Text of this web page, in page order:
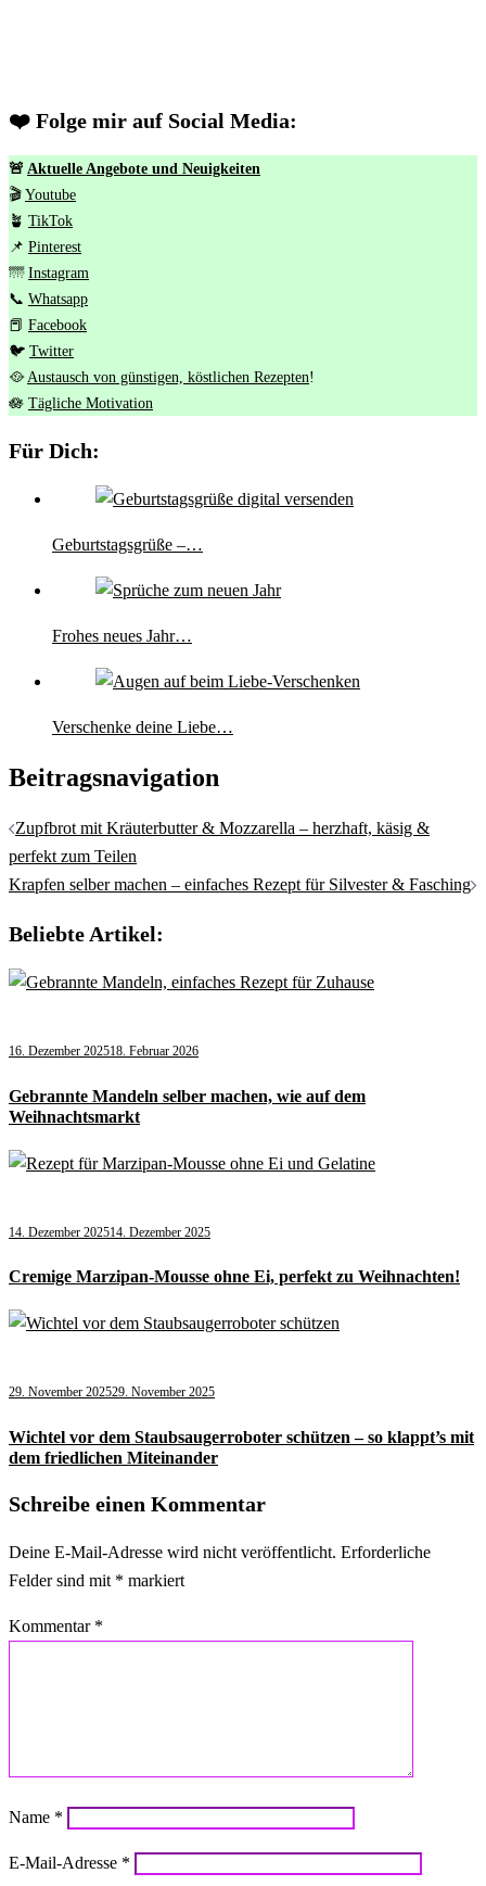
❤️ Folge mir auf Social Media:
🚨 Aktuelle Angebote und Neuigkeiten
🎬Youtube
🪴 TikTok
📌 Pinterest
🌁Instagram
📞 Whatsapp
📕 Facebook
🐦 Twitter
🥘Austausch von günstigen, köstlichen Rezepten!
🪷 Tägliche Motivation
Für Dich:
Geburtstagsgrüße –…
Frohes neues Jahr…
Verschenke deine Liebe…
Beitragsnavigation
Zupfbrot mit Kräuterbutter & Mozzarella – herzhaft, käsig &
perfekt zum Teilen
Krapfen selber machen – einfaches Rezept für Silvester & Fasching
Beliebte Artikel:
16. Dezember 202518. Februar 2026
Gebrannte Mandeln selber machen, wie auf dem
Weihnachtsmarkt
14. Dezember 202514. Dezember 2025
Cremige Marzipan-Mousse ohne Ei, perfekt zu Weihnachten!
29. November 202529. November 2025
Wichtel vor dem Staubsaugerroboter schützen – so klappt’s mit
dem friedlichen Miteinander
Schreibe einen Kommentar
Deine E-Mail-Adresse wird nicht veröffentlicht. Erforderliche
Felder sind mit * markiert
Kommentar *
Name *
E-Mail-Adresse *